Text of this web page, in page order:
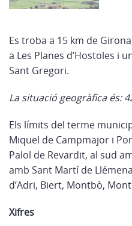
Es troba a 15 km de
a Les Planes d’Hostoles i
Sant Gregori.
La situació geogràfica és:
Els límits del terme
Miquel de Campmajor i
Palol de Revardit, al sud
amb Sant Martí de
d’Adri, Biert, Montbò,
Xifres